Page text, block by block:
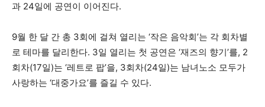
과 24일에 공연이 이어진다.
9월 한 달 간 총 3회에 걸쳐 열리는 ‘작은 음악회’는 각 회차별
로 테마를 달리한다. 3일 열리는 첫 공연은 ‘재즈의 향기’를, 2
회차(17일)는 ‘레트로 팝’을, 3회차(24일)는 남녀노소 모두가
사랑하는 ‘대중가요’를 즐길 수 있다.